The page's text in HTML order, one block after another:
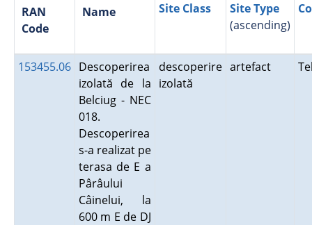
RAN
Code
Name Site Class
Site Type
(ascending)
153455.06 Descoperirea
izolată de la
Belciug - NEC
018.
Descoperirea
s-a realizat pe
terasa de E a
Pârâului
Câinelui, la
600 m E de DJ
descoperire
izolată
artefact